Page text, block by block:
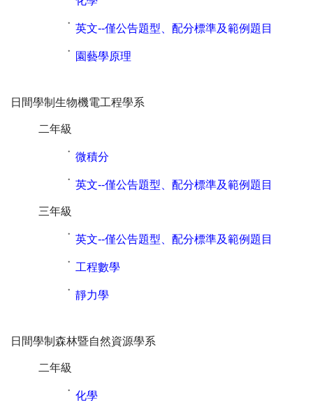
˙ 英文--僅公告題型、配分標準及範例題目
˙ 園藝學原理
日間學制生物機電工程學系
二年級
˙ 微積分
˙ 英文--僅公告題型、配分標準及範例題目
三年級
˙ 英文--僅公告題型、配分標準及範例題目
˙ 工程數學
˙ 靜力學
日間學制森林暨自然資源學系
二年級
˙ 化學